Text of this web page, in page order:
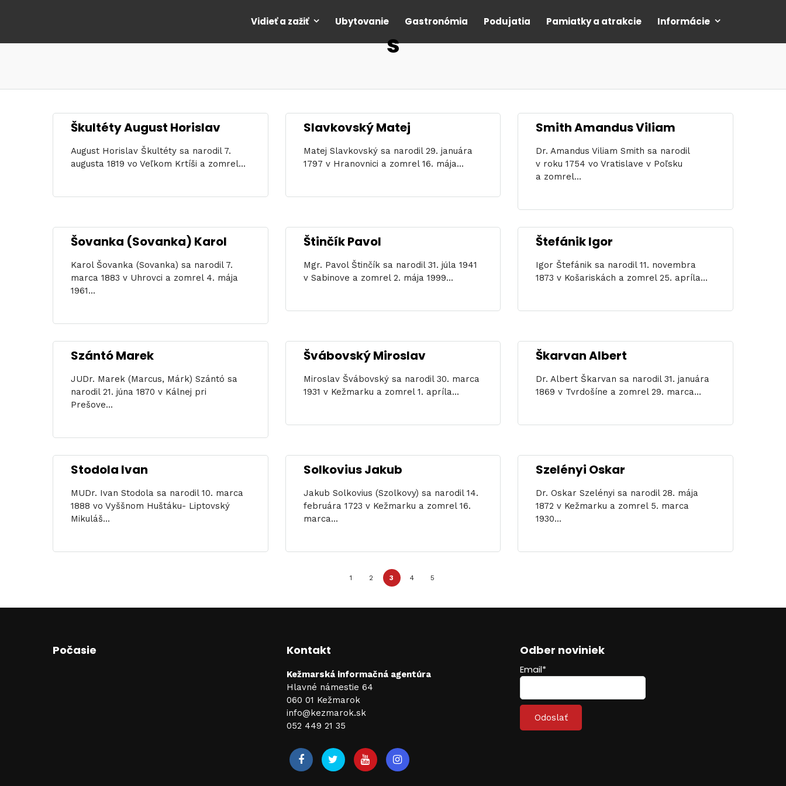
Vidieť a zažiť Ubytovanie Gastronómia Podujatia Pamiatky a atrakcie Informácie
s
Škultéty August Horislav
August Horislav Škultéty sa narodil 7.
augusta 1819 vo Veľkom Krtíši a zomrel...
Slavkovský Matej
Matej Slavkovský sa narodil 29. januára
1797 v Hranovnici a zomrel 16. mája...
Smith Amandus Viliam
Dr. Amandus Viliam Smith sa narodil
v roku 1754 vo Vratislave v Poľsku
a zomrel...
Šovanka (Sovanka) Karol
Karol Šovanka (Sovanka) sa narodil 7.
marca 1883 v Uhrovci a zomrel 4. mája
1961...
Štinčík Pavol
Mgr. Pavol Štinčík sa narodil 31. júla 1941
v Sabinove a zomrel 2. mája 1999...
Štefánik Igor
Igor Štefánik sa narodil 11. novembra
1873 v Košariskách a zomrel 25. apríla...
Szántó Marek
JUDr. Marek (Marcus, Márk) Szántó sa
narodil 21. júna 1870 v Kálnej pri
Prešove...
Švábovský Miroslav
Miroslav Švábovský sa narodil 30. marca
1931 v Kežmarku a zomrel 1. apríla...
Škarvan Albert
Dr. Albert Škarvan sa narodil 31. januára
1869 v Tvrdošíne a zomrel 29. marca...
Stodola Ivan
MUDr. Ivan Stodola sa narodil 10. marca
1888 vo Vyššnom Huštáku- Liptovský
Mikuláš...
Solkovius Jakub
Jakub Solkovius (Szolkovy) sa narodil 14.
februára 1723 v Kežmarku a zomrel 16.
marca...
Szelényi Oskar
Dr. Oskar Szelényi sa narodil 28. mája
1872 v Kežmarku a zomrel 5. marca
1930...
1 2 3 4 5
Počasie Kontakt
Kežmarská informačná agentúra
Hlavné námestie 64
060 01 Kežmarok
info@kezmarok.sk
052 449 21 35
Odber noviniek
Email*